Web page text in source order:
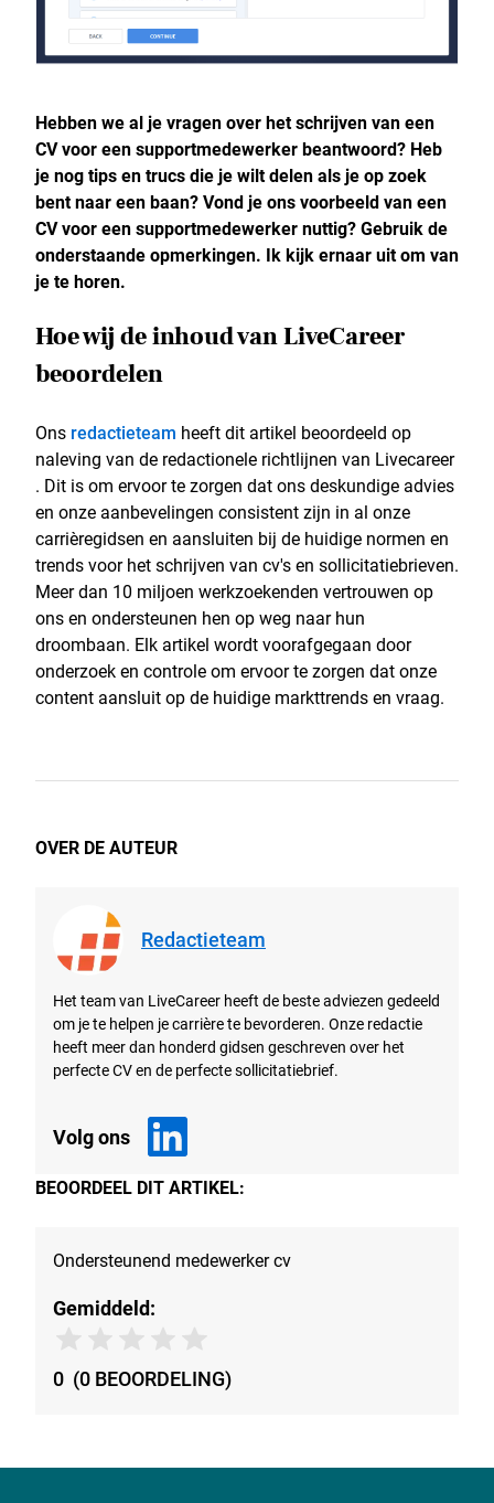
Hebben we al je vragen over het schrijven van een
CV voor een supportmedewerker beantwoord? Heb
je nog tips en trucs die je wilt delen als je op zoek
bent naar een baan? Vond je ons voorbeeld van een
CV voor een supportmedewerker nuttig? Gebruik de
onderstaande opmerkingen. Ik kijk ernaar uit om van
je te horen.
Hoe wij de inhoud van LiveCareer
beoordelen
Ons redactieteam heeft dit artikel beoordeeld op
naleving van de redactionele richtlijnen van Livecareer
. Dit is om ervoor te zorgen dat ons deskundige advies
en onze aanbevelingen consistent zijn in al onze
carrièregidsen en aansluiten bij de huidige normen en
trends voor het schrijven van cv's en sollicitatiebrieven.
Meer dan 10 miljoen werkzoekenden vertrouwen op
ons en ondersteunen hen op weg naar hun
droombaan. Elk artikel wordt voorafgegaan door
onderzoek en controle om ervoor te zorgen dat onze
content aansluit op de huidige markttrends en vraag.
OVER DE AUTEUR
Redactieteam
Het team van LiveCareer heeft de beste adviezen gedeeld
om je te helpen je carrière te bevorderen. Onze redactie
heeft meer dan honderd gidsen geschreven over het
perfecte CV en de perfecte sollicitatiebrief.
Volg ons
BEOORDEEL DIT ARTIKEL:
Ondersteunend medewerker cv
Gemiddeld:
0 (0 BEOORDELING)